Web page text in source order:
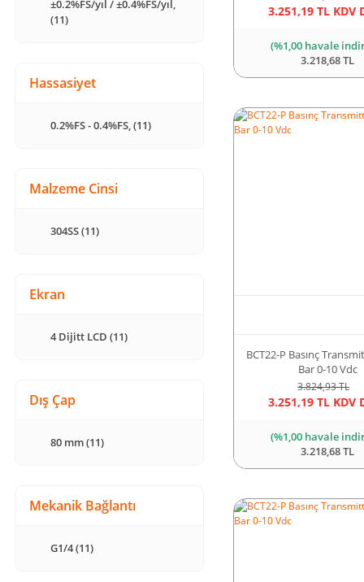
±0.2%FS/yıl / ±0.4%FS/yıl,
(11)
Hassasiyet
0.2%FS - 0.4%FS, (11)
Malzeme Cinsi
304SS (11)
Ekran
4 Dijitt LCD (11)
Dış Çap
80 mm (11)
Mekanik Bağlantı
G1/4 (11)
3.251,19 TL KDV
(%1,00 havale
3.218,68 TL
BCT22-P Basınç
Bar 0-10 Vdc
3.824,93 TL
3.251,19 TL KDV
(%1,00 havale
3.218,68 TL